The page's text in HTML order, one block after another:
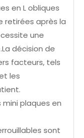
en L obliques
retirées après la
une
décision de
facteurs, tels
les
plaques en
sont